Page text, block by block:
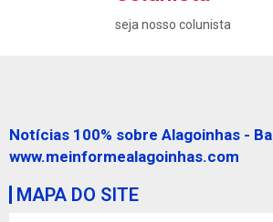
seja nosso colunista
Notícias 100% sobre Alagoinhas - Ba
www.meinformealagoinhas.com
MAPA DO SITE